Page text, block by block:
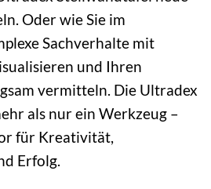
Oder wie Sie im
Sachverhalte mit
und Ihren
vermitteln. Die Ultradex
als nur ein Werkzeug –
für Kreativität,
Erfolg.